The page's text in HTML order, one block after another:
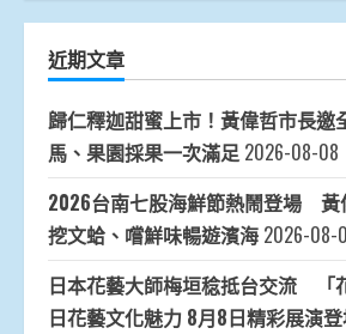
近期文章
歸仁釋迦甜蜜上市！黃偉哲市長邀
馬、果園採果一次滿足 2026-08-08
2026台南七股海鮮節熱鬧登場 黃
挖文蛤、嚐鮮味暢遊濱海 2026-08-
日本花藝大師梅垣稔抵台交流 「
日花藝文化魅力 8月8日精彩展演